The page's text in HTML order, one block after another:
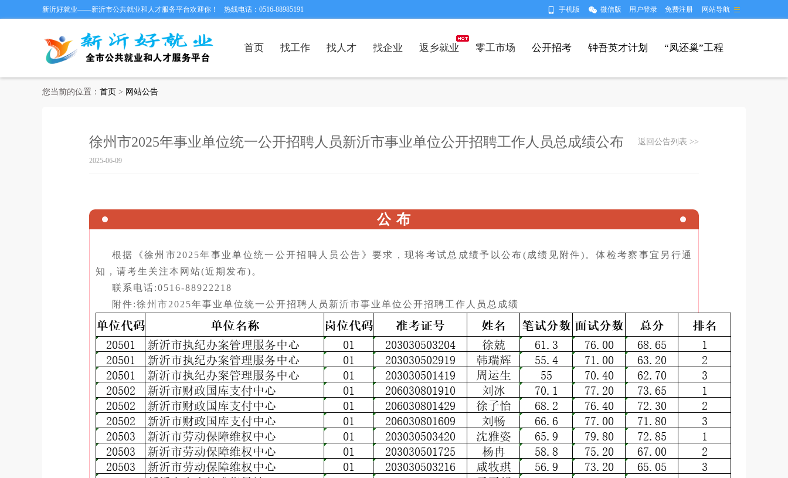
热线电话：0516-88985191
新沂好就业——新沂市公共就业和人才服务平台欢迎你！ 网站导航
手机版 微信版 用户登录 免费注册
首页 找工作 找人才 找企业 返乡就业 零工市场 公开招考 钟吾英才计划 “凤还巢”工程
您当前的位置： 首页 > 网站公告
徐州市2025年事业单位统一公开招聘人员新沂市事业单位公开招聘工作人员总成绩公布 返回公告列表 >>
2025-06-09
公 布
根据《徐州市202 5年事业单位统一 公开招聘人员公告》要求，现将考试总成绩予以公布(成绩见附件)。体检考察事宜另行通
知，请考生关注本网站(近期发布)。
联系电话:0516-88922218
附件:徐州市2025年事业单位统一公开招聘人员新沂市事业单位公开招聘工作人员 总成绩